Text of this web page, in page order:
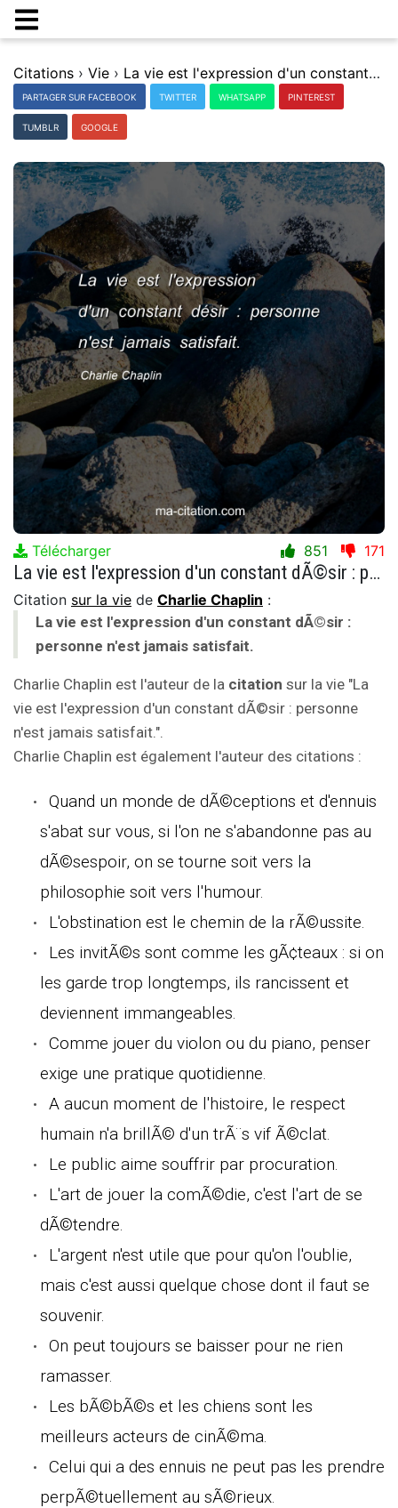
Citations › Vie › La vie est l'expression d'un constant dÃ©sir : personne n'est jamais satisfait.
PARTAGER SUR FACEBOOK TWITTER WHATSAPP PINTEREST
TUMBLR GOOGLE
Télécharger 851 171
La vie est l'expression d'un constant dÃ©sir : personne n'est jamais satisfait.
Citation sur la vie de Charlie Chaplin :
La vie est l'expression d'un constant dÃ©sir :
personne n'est jamais satisfait.
Charlie Chaplin est l'auteur de la citation sur la vie "La
vie est l'expression d'un constant dÃ©sir : personne
n'est jamais satisfait.".
Charlie Chaplin est également l'auteur des citations :
Quand un monde de dÃ©ceptions et d'ennuis
s'abat sur vous, si l'on ne s'abandonne pas au
dÃ©sespoir, on se tourne soit vers la
philosophie soit vers l'humour.
L'obstination est le chemin de la rÃ©ussite.
Les invitÃ©s sont comme les gÃ¢teaux : si on
les garde trop longtemps, ils rancissent et
deviennent immangeables.
Comme jouer du violon ou du piano, penser
exige une pratique quotidienne.
A aucun moment de l'histoire, le respect
humain n'a brillÃ© d'un trÃ¨s vif Ã©clat.
Le public aime souffrir par procuration.
L'art de jouer la comÃ©die, c'est l'art de se
dÃ©tendre.
L'argent n'est utile que pour qu'on l'oublie,
mais c'est aussi quelque chose dont il faut se
souvenir.
On peut toujours se baisser pour ne rien
ramasser.
Les bÃ©bÃ©s et les chiens sont les
meilleurs acteurs de cinÃ©ma.
Celui qui a des ennuis ne peut pas les prendre
perpÃ©tuellement au sÃ©rieux.